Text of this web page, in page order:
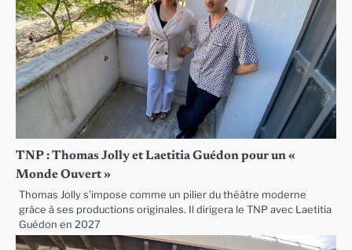
TNP : Thomas Jolly et Laetitia Guédon pour un «
Monde Ouvert »
Thomas Jolly s’impose comme un pilier du théâtre moderne
grâce à ses productions originales. Il dirigera le TNP avec Laetitia
Guédon en 2027